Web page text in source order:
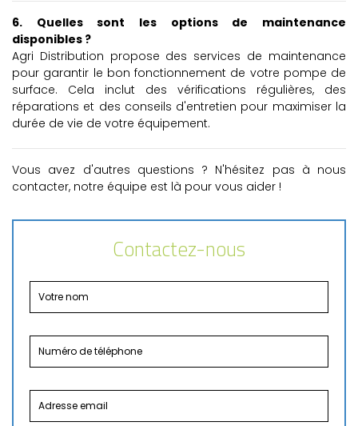
6. Quelles sont les options de maintenance
disponibles ?
Agri Distribution propose des services de maintenance
pour garantir le bon fonctionnement de votre pompe de
surface. Cela inclut des vérifications régulières, des
réparations et des conseils d'entretien pour maximiser la
durée de vie de votre équipement.
Vous avez d'autres questions ? N'hésitez pas à nous
contacter, notre équipe est là pour vous aider !
Contactez-nous